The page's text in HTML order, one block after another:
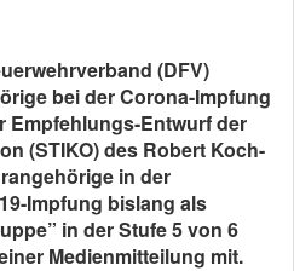
(DFV)
bei der Corona-Impfung
Empfehlungs-Entwurf der
(STIKO) des Robert Koch-
in der
Impfung bislang als
in der Stufe 5 von 6
Medienmitteilung mit.